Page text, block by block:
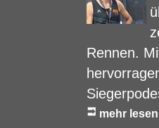
Rennen.
mehr lesen